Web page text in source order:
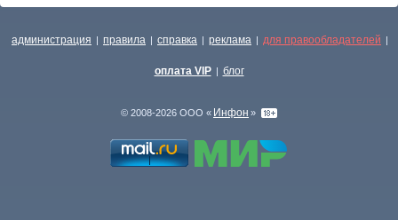
администрация | правила | справка | реклама | для правообладателей |
оплата VIP | блог
© 2008-2026 ООО « Инфон »